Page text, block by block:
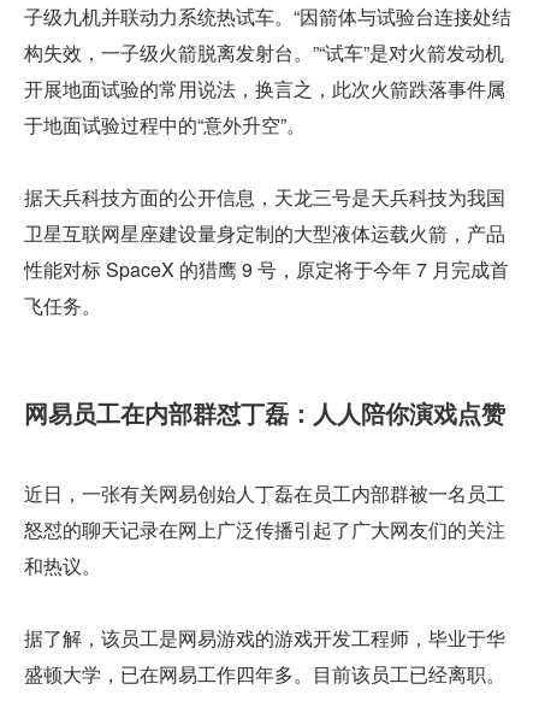
子级九机并联动力系统热试车。“因箭体与试验台连接处结
构失效，一子级火箭脱离发射台。”“试车”是对火箭发动机
开展地面试验的常用说法，换言之，此次火箭跌落事件属
于地面试验过程中的“意外升空”。
据天兵科技方面的公开信息，天龙三号是天兵科技为我国
卫星互联网星座建设量身定制的大型液体运载火箭，产品
性能对标 SpaceX 的猎鹰 9 号，原定将于今年 7 月完成首
飞任务。
网易员工在内部群怼丁磊：人人陪你演戏点赞
近日，一张有关网易创始人丁磊在员工内部群被一名员工
怒怼的聊天记录在网上广泛传播引起了广大网友们的关注
和热议。
据了解，该员工是网易游戏的游戏开发工程师，毕业于华
盛顿大学，已在网易工作四年多。目前该员工已经离职。